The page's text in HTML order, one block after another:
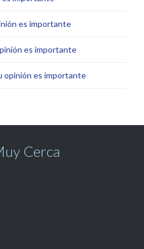
es importante
es importante
opinión es importante
Cerca